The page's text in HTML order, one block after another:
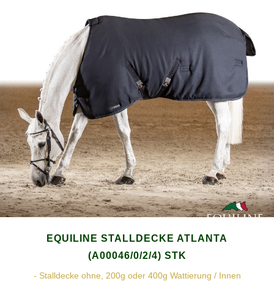
EQUILINE STALLDECKE ATLANTA
(A00046/0/2/4) STK
- Stalldecke ohne, 200g oder 400g Wattierung / Innen